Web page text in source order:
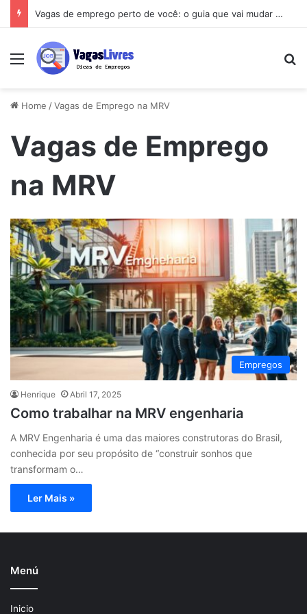
Vagas de emprego perto de você: o guia que vai mudar sua busca
Menu
Home /Vagas de Emprego na MRV
Vagas de Emprego
na MRV
Empregos
Henrique Abril 17, 2025
Como trabalhar na MRV engenharia
A MRV Engenharia é uma das maiores construtoras do Brasil,
conhecida por seu propósito de “construir sonhos que
transformam o…
Ler Mais »
Menú
Inicio